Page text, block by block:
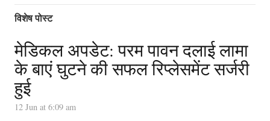
विशेष पोस्ट
मेडिकल अपडेट: परम पावन दलाई लामा
के बाएं घुटने की सफल रिप्लेसमेंट सर्जरी
हुई
12 Jun at 6:09 am